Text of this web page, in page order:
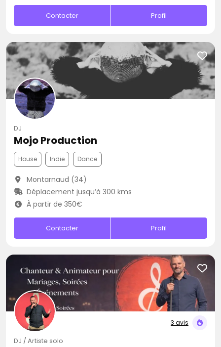
Contacter Profil
DJ
Mojo Production
House Indie Dance
Montarnaud (34)
Déplacement jusqu’à 300 kms
À partir de 350€
Contacter Profil
3 avis
DJ / Artiste solo